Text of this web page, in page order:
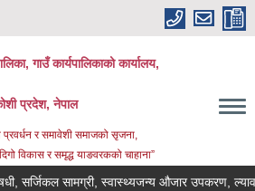
गाउँ कार्यपालिकाको कार्यालय,
प्रदेश, नेपाल
प्रवर्धन र समावेशी समाजको सृजना,
विकास र समृद्ध याङवरकको चाहाना”
सर्जिकल सामग्री, स्वास्थ्यजन्य औजार उपकरण, ल्याव